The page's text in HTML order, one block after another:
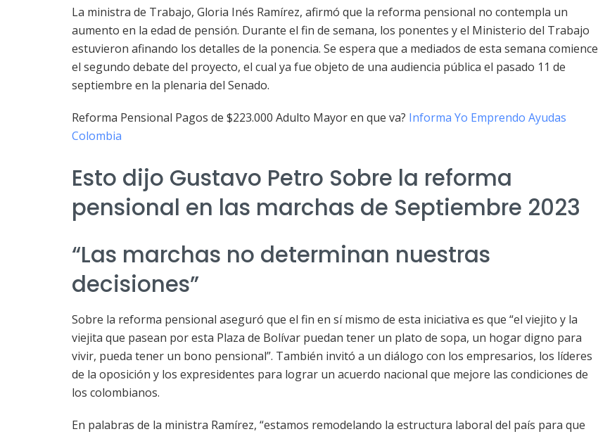
La ministra de Trabajo, Gloria Inés Ramírez, afirmó que la reforma pensional no contempla un
aumento en la edad de pensión. Durante el fin de semana, los ponentes y el Ministerio del Trabajo
estuvieron afinando los detalles de la ponencia. Se espera que a mediados de esta semana comience
el segundo debate del proyecto, el cual ya fue objeto de una audiencia pública el pasado 11 de
septiembre en la plenaria del Senado.
Reforma Pensional Pagos de $223.000 Adulto Mayor en que va? Informa Yo Emprendo Ayudas
Colombia
Esto dijo Gustavo Petro Sobre la reforma
pensional en las marchas de Septiembre 2023
“Las marchas no determinan nuestras
decisiones”
Sobre la reforma pensional aseguró que el fin en sí mismo de esta iniciativa es que “el viejito y la
viejita que pasean por esta Plaza de Bolívar puedan tener un plato de sopa, un hogar digno para
vivir, pueda tener un bono pensional”. También invitó a un diálogo con los empresarios, los líderes
de la oposición y los expresidentes para lograr un acuerdo nacional que mejore las condiciones de
los colombianos.
En palabras de la ministra Ramírez, “estamos remodelando la estructura laboral del país para que